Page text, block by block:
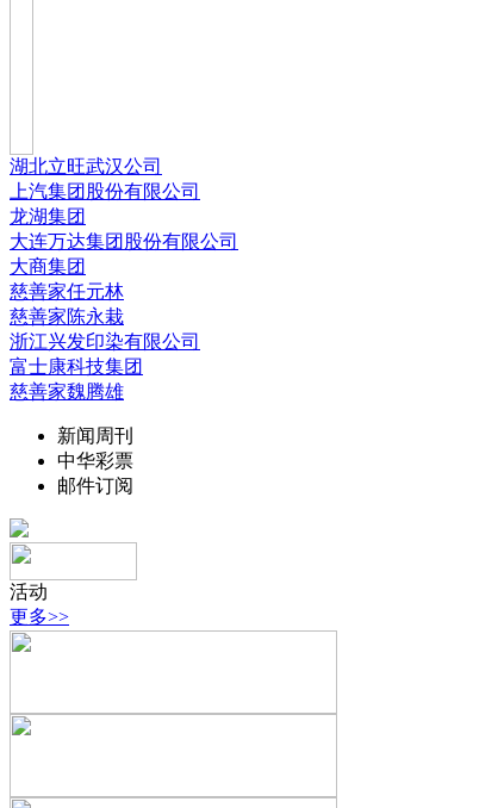
湖北立旺武汉公司
上汽集团股份有限公司
龙湖集团
大连万达集团股份有限公司
大商集团
慈善家任元林
慈善家陈永栽
浙江兴发印染有限公司
富士康科技集团
慈善家魏腾雄
新闻周刊
中华彩票
邮件订阅
活动
更多>>